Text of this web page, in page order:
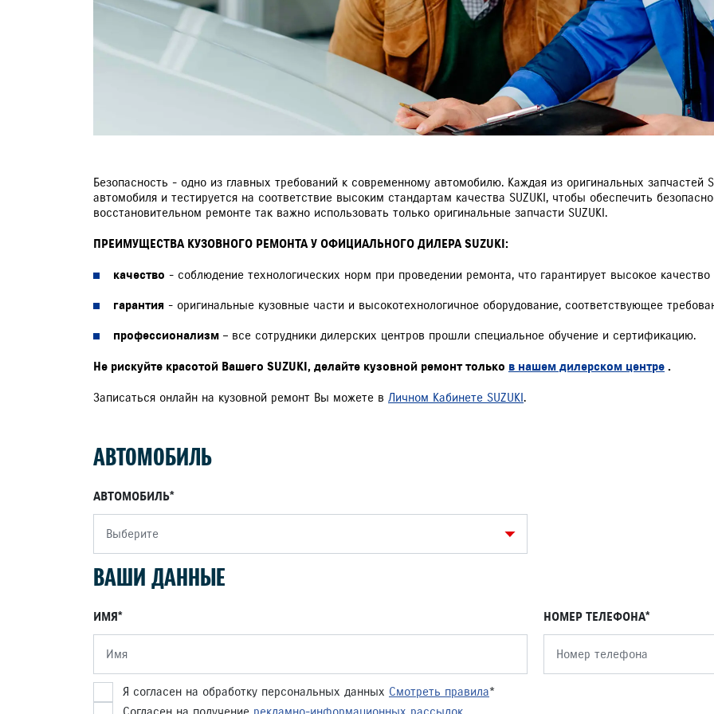
VITARA JIMNY
СЛЕСАРНЫЙ РЕМОНТ
РАССЧИТАТЬ ТО
Безопасность - одно из главных требований к современному автомобилю. Каждая из оригинальных запчастей
автомобиля и тестируется на соответствие высоким стандартам качества SUZUKI, чтобы обеспечить
восстановительном ремонте так важно использовать только оригинальные запчасти SUZUKI.
ПРЕИМУЩЕСТВА КУЗОВНОГО РЕМОНТА У ОФИЦИАЛЬНОГО ДИЛЕРА SUZUKI:
качество - соблюдение технологических норм при проведении ремонта, что гарантирует высокое качество
гарантия - оригинальные кузовные части и высокотехнологичное оборудование, соответствующее
профессионализм – все сотрудники дилерских центров прошли специальное обучение и сертификацию.
Не рискуйте красотой Вашего SUZUKI, делайте кузовной ремонт только в нашем дилерском центре .
Записаться онлайн на кузовной ремонт Вы можете в Личном Кабинете SUZUKI.
АВТОМОБИЛЬ
АВТОМОБИЛЬ
Выберите
ВАШИ ДАННЫЕ
ИМЯ НОМЕР ТЕЛЕФОНА
Я согласен на обработку персональных данных Смотреть правила*